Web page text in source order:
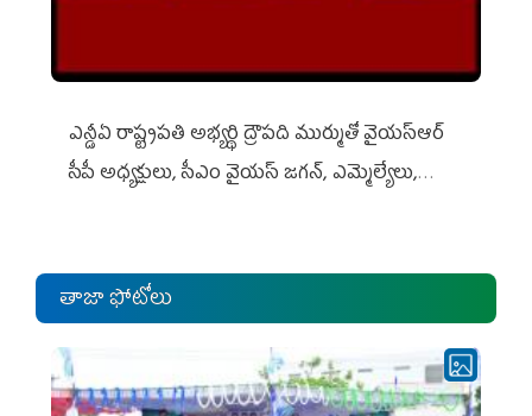
ఎన్డీఏ రాష్ట్ర‌ప‌తి అభ్య‌ర్థి ద్రౌప‌ది ముర్ముతో వైయ‌స్ఆర్
సీపీ అధ్య‌క్షులు, సీఎం వైయ‌స్ జ‌గ‌న్, ఎమ్మెల్యేలు,
తాజా ఫోటోలు